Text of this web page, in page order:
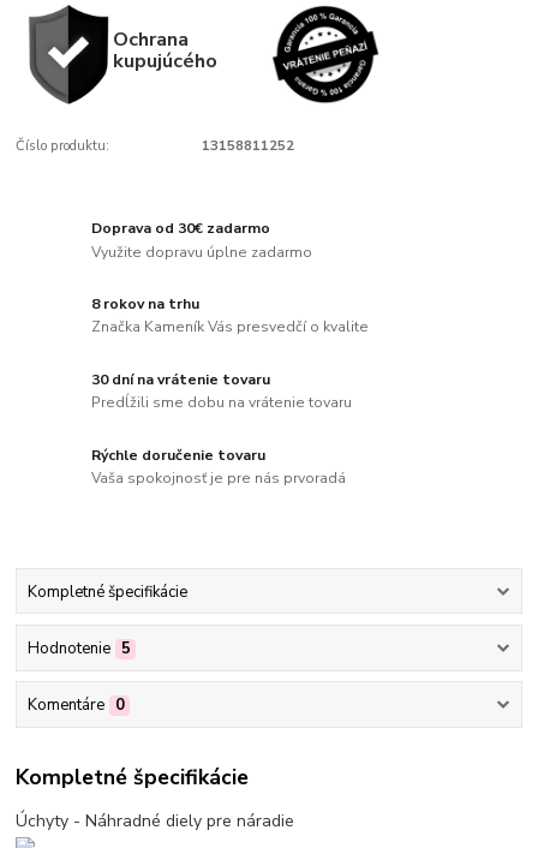
Ochrana
kupujúcého
Číslo produktu: 13158811252
Doprava od 30€ zadarmo
Využite dopravu úplne zadarmo
8 rokov na trhu
Značka Kameník Vás presvedčí o kvalite
30 dní na vrátenie tovaru
Predĺžili sme dobu na vrátenie tovaru
Rýchle doručenie tovaru
Vaša spokojnosť je pre nás prvoradá
Kompletné špecifikácie
Hodnotenie 5
Komentáre 0
Kompletné špecifikácie
Úchyty - Náhradné diely pre náradie